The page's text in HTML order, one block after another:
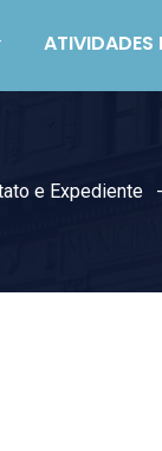
ATIVIDADES
e Expediente